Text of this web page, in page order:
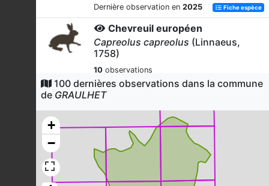
Dernière observation en 2025 Fiche espèce
Chevreuil européen
Capreolus capreolus (Linnaeus,
1758)
10 observations
Dernière observation en 2026 Fiche espèce
(Linnaeus, 1758)
observations
Dernière observation en
2023
Perdrix rouge
Alectoris rufa(Linnaeus, 1758)
100 dernières observations dans la commune
de GRAULHET
+
−